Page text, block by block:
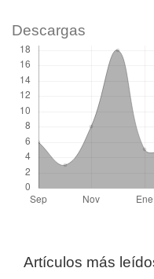
Descargas
Artículos más